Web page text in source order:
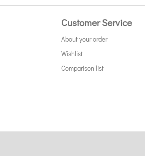
Customer Service
About your order
Wishlist
Comparison list